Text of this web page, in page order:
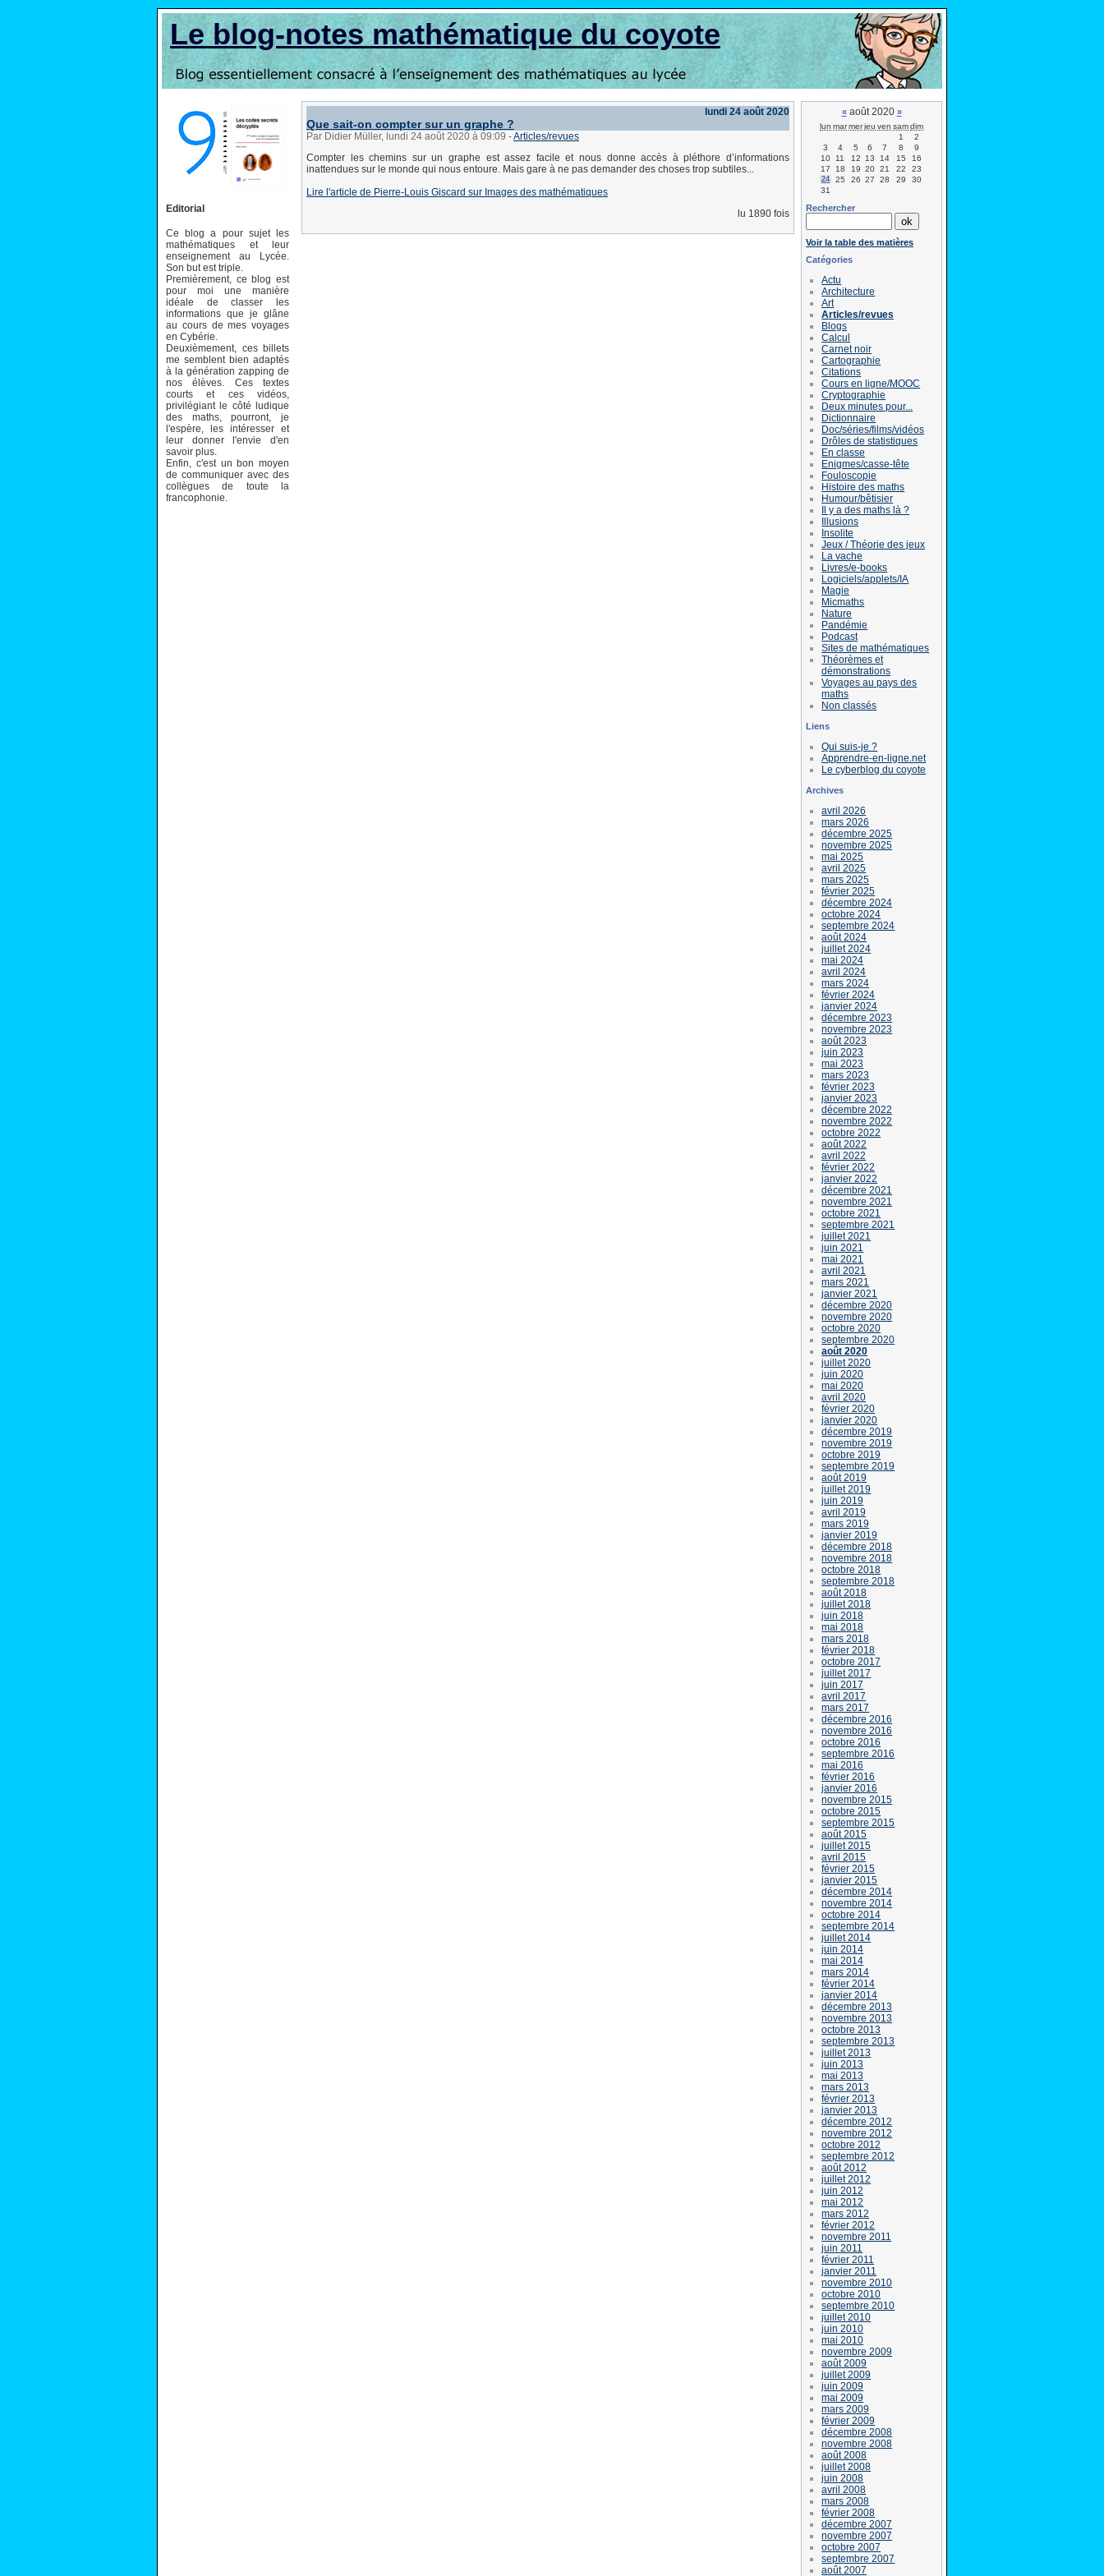
Le blog-notes mathématique du coyote
Editorial
Ce blog a pour sujet les
mathématiques et leur
enseignement au Lycée.
Son but est triple.
Premièrement, ce blog est
pour moi une manière
idéale de classer les
informations que je glâne
au cours de mes voyages
en Cybérie.
Deuxièmement, ces billets
me semblent bien adaptés
à la génération zapping de
nos élèves. Ces textes
courts et ces vidéos,
privilégiant le côté ludique
des maths, pourront, je
l'espère, les intéresser et
leur donner l'envie d'en
savoir plus.
Enfin, c'est un bon moyen
de communiquer avec des
collègues de toute la
francophonie.
lundi 24 août 2020
Que sait-on compter sur un graphe ?
Par Didier Müller, lundi 24 août 2020 à 09:09 -Articles/revues
Compter les chemins sur un graphe est assez facile et nous donne accès à pléthore d’informations
inattendues sur le monde qui nous entoure. Mais gare à ne pas demander des choses trop subtiles...
Lire l'article de Pierre-Louis Giscard sur Images des mathématiques
lu 1890 fois
«août 2020 »
lun marmerjeu ven samdim
1
2
3
4 5 6 7 8
9
10
11 12 13 14 15
16
17
18 19 20 21 22 23
24 25 26 27 28 29
30
31
Rechercher
Voir la table des matières
Catégories
Actu
Architecture
Art
Articles/revues
Blogs
Calcul
Carnet noir
Cartographie
Citations
Cours en ligne/MOOC
Cryptographie
Deux minutes pour...
Dictionnaire
Doc/séries/films/vidéos
Drôles de statistiques
En classe
Enigmes/casse-tête
Fouloscopie
Histoire des maths
Humour/bêtisier
Il y a des maths là ?
Illusions
Insolite
Jeux / Théorie des jeux
La vache
Livres/e-books
Logiciels/applets/IA
Magie
Micmaths
Nature
Pandémie
Podcast
Sites de mathématiques
Théorèmes et
démonstrations
Voyages au pays des
maths
Non classés
Liens
Qui suis-je ?
Apprendre-en-ligne.net
Le cyberblog du coyote
Archives
avril 2026
mars 2026
décembre 2025
novembre 2025
mai 2025
avril 2025
mars 2025
février 2025
décembre 2024
octobre 2024
septembre 2024
août 2024
juillet 2024
mai 2024
avril 2024
mars 2024
février 2024
janvier 2024
décembre 2023
novembre 2023
août 2023
juin 2023
mai 2023
mars 2023
février 2023
janvier 2023
décembre 2022
novembre 2022
octobre 2022
août 2022
avril 2022
février 2022
janvier 2022
décembre 2021
novembre 2021
octobre 2021
septembre 2021
juillet 2021
juin 2021
mai 2021
avril 2021
mars 2021
janvier 2021
décembre 2020
novembre 2020
octobre 2020
septembre 2020
août 2020
juillet 2020
juin 2020
mai 2020
avril 2020
février 2020
janvier 2020
décembre 2019
novembre 2019
octobre 2019
septembre 2019
août 2019
juillet 2019
juin 2019
avril 2019
mars 2019
janvier 2019
décembre 2018
novembre 2018
octobre 2018
septembre 2018
août 2018
juillet 2018
juin 2018
mai 2018
mars 2018
février 2018
octobre 2017
juillet 2017
juin 2017
avril 2017
mars 2017
décembre 2016
novembre 2016
octobre 2016
septembre 2016
mai 2016
février 2016
janvier 2016
novembre 2015
octobre 2015
septembre 2015
août 2015
juillet 2015
avril 2015
février 2015
janvier 2015
décembre 2014
novembre 2014
octobre 2014
septembre 2014
juillet 2014
juin 2014
mai 2014
mars 2014
février 2014
janvier 2014
décembre 2013
novembre 2013
octobre 2013
septembre 2013
juillet 2013
juin 2013
mai 2013
mars 2013
février 2013
janvier 2013
décembre 2012
novembre 2012
octobre 2012
septembre 2012
août 2012
juillet 2012
juin 2012
mai 2012
mars 2012
février 2012
novembre 2011
juin 2011
février 2011
janvier 2011
novembre 2010
octobre 2010
septembre 2010
juillet 2010
juin 2010
mai 2010
novembre 2009
août 2009
juillet 2009
juin 2009
mai 2009
mars 2009
février 2009
décembre 2008
novembre 2008
août 2008
juillet 2008
juin 2008
avril 2008
mars 2008
février 2008
décembre 2007
novembre 2007
octobre 2007
septembre 2007
août 2007